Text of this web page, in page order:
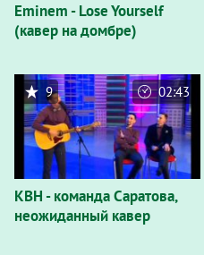
Eminem - Lose Yourself
(кавер на домбре)
КВН - команда Саратова,
неожиданный кавер
9 02:43